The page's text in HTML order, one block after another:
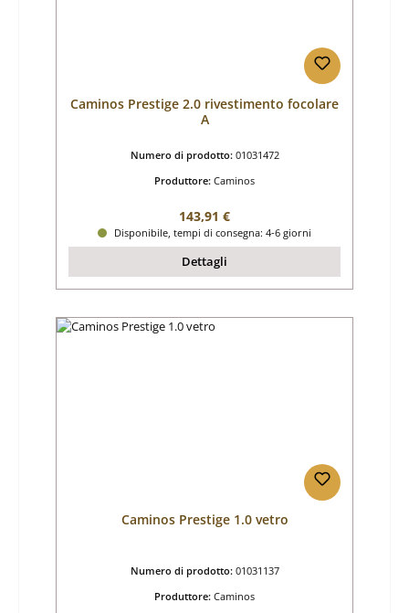
Caminos Prestige 2.0 rivestimento focolare
A
Numero di prodotto: 01031472
Produttore: Caminos
Prezzo normale:
143,91 €
Disponibile, tempi di consegna: 4-6 giorni
Dettagli
Caminos Prestige 1.0 vetro
Numero di prodotto: 01031137
Produttore: Caminos